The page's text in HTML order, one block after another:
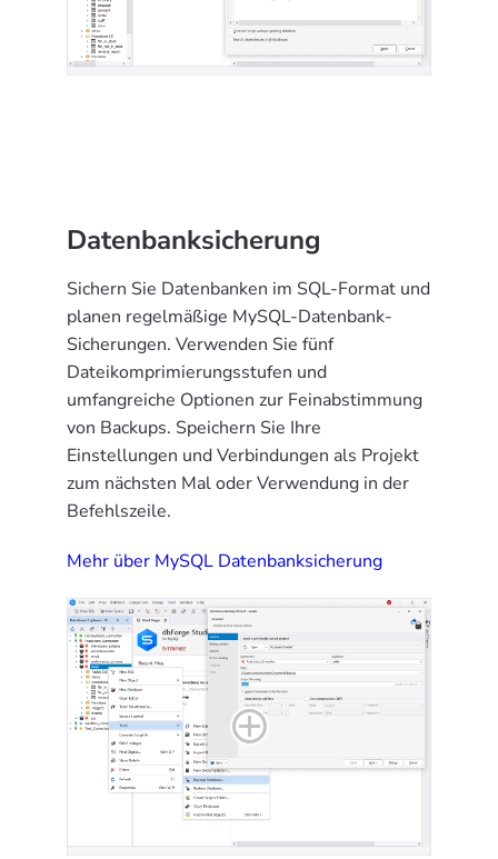
Datenbanksicherung
Sichern Sie Datenbanken im SQL-Format und
planen regelmäßige MySQL-Datenbank-
Sicherungen. Verwenden Sie fünf
Dateikomprimierungsstufen und
umfangreiche Optionen zur Feinabstimmung
von Backups. Speichern Sie Ihre
Einstellungen und Verbindungen als Projekt
zum nächsten Mal oder Verwendung in der
Befehlszeile.
Mehr über MySQL Datenbanksicherung